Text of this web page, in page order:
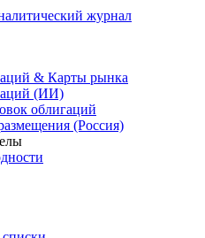
журнал
& Карты рынка
(ИИ)
облигаций
(Россия)